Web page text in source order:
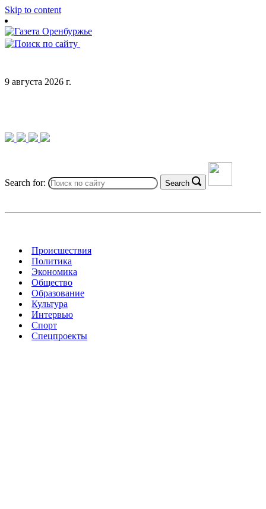
Skip to content
9 августа 2026 г.
Search for: Search
Происшествия
Политика
Экономика
Общество
Образование
Культура
Интервью
Спорт
Спецпроекты